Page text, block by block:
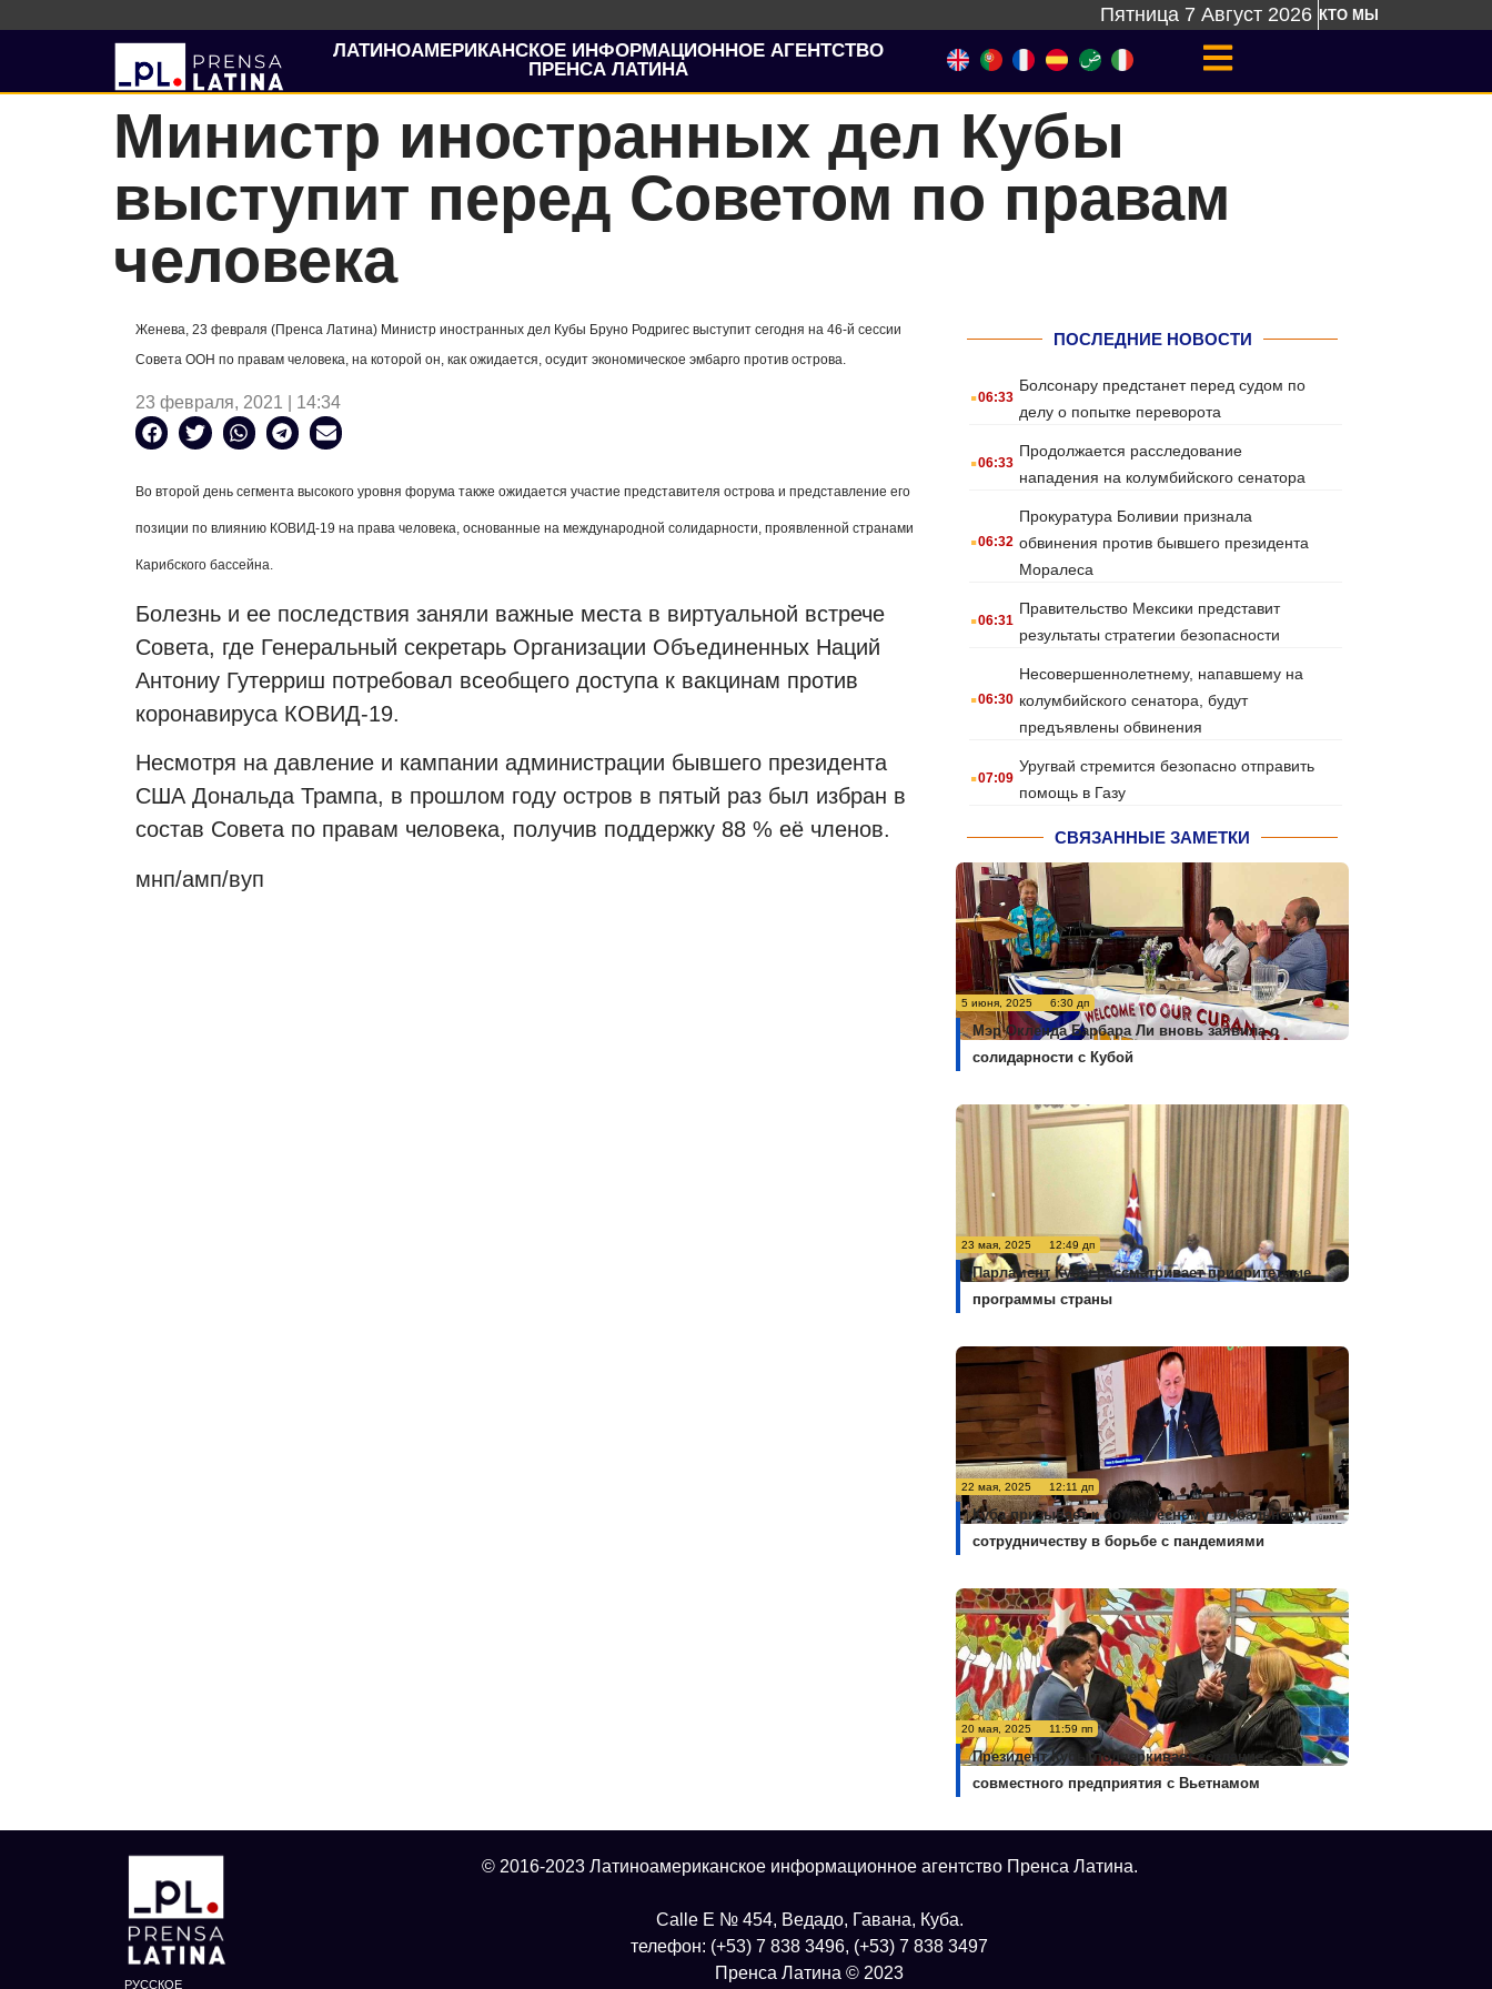
Пятница 7 Август 2026 КТО МЫ
ЛАТИНОАМЕРИКАНСКОЕ ИНФОРМАЦИОННОЕ АГЕНТСТВО
ПРЕНСА ЛАТИНА
Министр иностранных дел Кубы
выступит перед Советом по правам
человека
Женева, 23 февраля (Пренса Латина) Министр иностранных дел Кубы Бруно Родригес выступит сегодня на 46-й сессии
Совета ООН по правам человека, на которой он, как ожидается, осудит экономическое эмбарго против острова.
23 февраля, 2021 | 14:34
Во второй день сегмента высокого уровня форума также ожидается участие представителя острова и представление его
позиции по влиянию КОВИД-19 на права человека, основанные на международной солидарности, проявленной странами
Карибского бассейна.
Болезнь и ее последствия заняли важные места в виртуальной встрече
Совета, где Генеральный секретарь Организации Объединенных Наций
Антониу Гутерриш потребовал всеобщего доступа к вакцинам против
коронавируса КОВИД-19.
Несмотря на давление и кампании администрации бывшего президента
США Дональда Трампа, в прошлом году остров в пятый раз был избран в
состав Совета по правам человека, получив поддержку 88 % её членов.
мнп/амп/вуп
ПОСЛЕДНИЕ НОВОСТИ
.06:33
Болсонару предстанет перед судом по
делу о попытке переворота
.06:33
Продолжается расследование
нападения на колумбийского сенатора
.06:32
Прокуратура Боливии признала
обвинения против бывшего президента
Моралеса
.06:31
Правительство Мексики представит
результаты стратегии безопасности
.06:30
Несовершеннолетнему, напавшему на
колумбийского сенатора, будут
предъявлены обвинения
.07:09
Уругвай стремится безопасно отправить
помощь в Газу
СВЯЗАННЫЕ ЗАМЕТКИ
5 июня, 2025 6:30 дп
Мэр Окленда Барбара Ли вновь заявила о
солидарности с Кубой
23 мая, 2025 12:49 дп
Парламент Кубы рассматривает приоритетные
программы страны
22 мая, 2025 12:11 дп
Куба призывает к более тесному глобальному
сотрудничеству в борьбе с пандемиями
20 мая, 2025 11:59 пп
Президент Кубы подчеркивает создание
совместного предприятия с Вьетнамом
РУССКОЕ
© 2016-2023 Латиноамериканское информационное агентство Пренса Латина.
Calle E № 454, Ведадо, Гавана, Куба.
телефон: (+53) 7 838 3496, (+53) 7 838 3497
Пренса Латина © 2023